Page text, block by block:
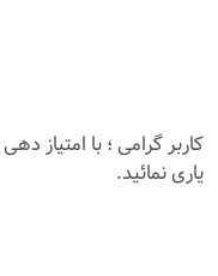
کاربر گرامی ؛ با امتیاز دهی
یاری نمائید.